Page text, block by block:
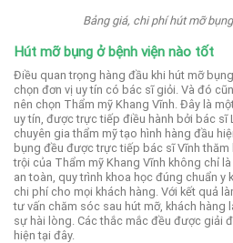
Bảng giá, chi phí hút mỡ
Hút mỡ bụng ở bệnh viện nào tốt
Điều quan trọng hàng đầu khi hút mỡ
chọn đơn vị uy tín có bác sĩ giỏi. Và đó
nên chọn Thẩm mỹ Khang Vĩnh. Đây là
uy tín, được trực tiếp điều hành bởi bác sĩ
chuyên gia thẩm mỹ tạo hình hàng đầu
bụng đều được trực tiếp bác sĩ Vĩnh thăm
trội của Thẩm mỹ Khang Vĩnh không chỉ
an toàn, quy trình khoa học đúng chuẩn y
chi phí cho mọi khách hàng. Với kết quả
tư vấn chăm sóc sau hút mỡ, khách hàng
sự hài lòng. Các thắc mắc đều được giải
hiện tại đây.